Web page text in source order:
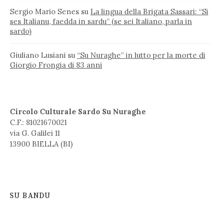
Sergio Mario Senes su La lingua della Brigata Sassari: “Si
ses Italianu, faedda in sardu” (se sei Italiano, parla in
sardo)
Giuliano Lusiani su “Su Nuraghe” in lutto per la morte di
Giorgio Frongia di 83 anni
Circolo Culturale Sardo Su Nuraghe
C.F.: 81021670021
via G. Galilei 11
13900 BIELLA (BI)
SU BANDU